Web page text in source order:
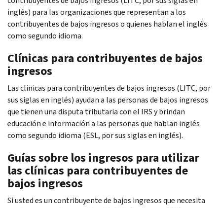
inglés) para las organizaciones que representan a los
contribuyentes de bajos ingresos o quienes hablan el inglés
como segundo idioma.
Clínicas para contribuyentes de bajos
ingresos
Las clínicas para contribuyentes de bajos ingresos (LITC, por
sus siglas en inglés) ayudan a las personas de bajos ingresos
que tienen una disputa tributaria con el IRS y brindan
educación e información a las personas que hablan inglés
como segundo idioma (ESL, por sus siglas en inglés).
Guías sobre los ingresos para utilizar
las clínicas para contribuyentes de
bajos ingresos
Si usted es un contribuyente de bajos ingresos que necesita